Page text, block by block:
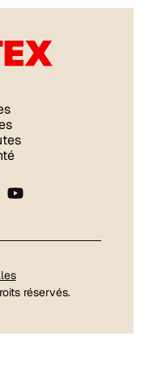
réservés.